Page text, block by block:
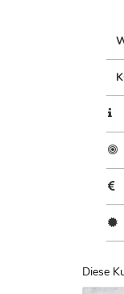
Diese